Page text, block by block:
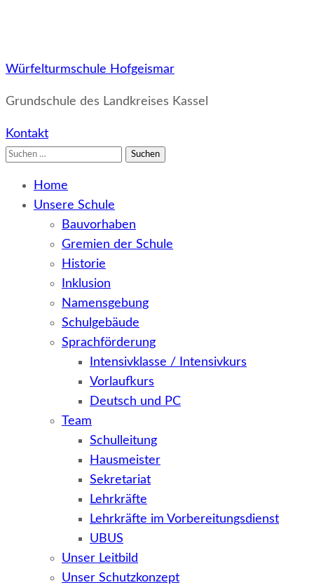
Würfelturmschule Hofgeismar
Grundschule des Landkreises Kassel
Kontakt
Suchen
Home
Unsere Schule
Bauvorhaben
Gremien der Schule
Historie
Inklusion
Namensgebung
Schulgebäude
Sprachförderung
Intensivklasse / Intensivkurs
Vorlaufkurs
Deutsch und PC
Team
Schulleitung
Hausmeister
Sekretariat
Lehrkräfte
Lehrkräfte im Vorbereitungsdienst
UBUS
Unser Leitbild
Unser Schutzkonzept